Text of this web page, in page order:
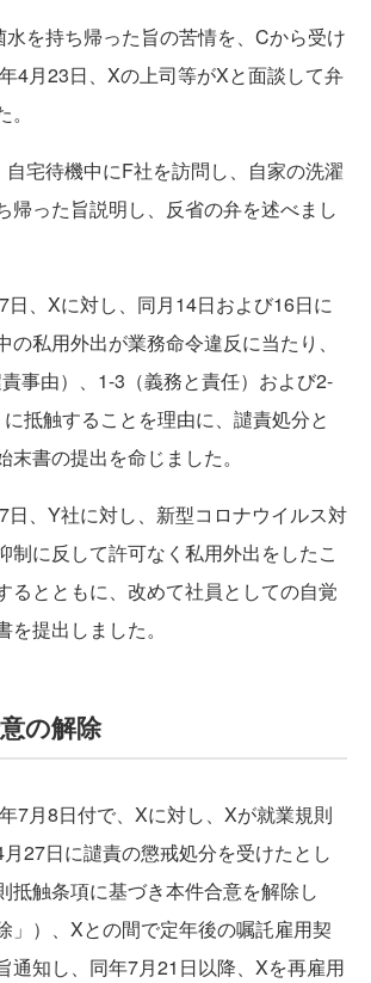
を持ち帰った旨の苦情を、Cから受け
4月23日、Xの上司等がXと面談して弁
宅待機中にF社を訪問し、自家の洗濯
帰った旨説明し、反省の弁を述べまし
、Xに対し、同月14日および16日に
の私用外出が業務命令違反に当たり、
事由）、1-3（義務と責任）および2-
抵触することを理由に、譴責処分と
書の提出を命じました。
、Y社に対し、新型コロナウイルス対
制に反して許可なく私用外出をしたこ
るとともに、改めて社員としての自覚
提出しました。
の解除
7月8日付で、Xに対し、Xが就業規則
27日に譴責の懲戒処分を受けたとし
抵触条項に基づき本件合意を解除し
」）、Xとの間で定年後の嘱託雇用契
通知し、同年7月21日以降、Xを再雇用